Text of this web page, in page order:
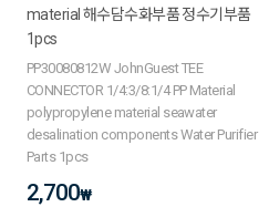
material 해수담수화부품 정수기부품
1pcs
PP30080812W JohnGuest TEE
CONNECTOR 1/4:3/8:1/4 PP Material
polypropylene material seawater
desalination components Water Purifier
Parts 1pcs
2,700₩